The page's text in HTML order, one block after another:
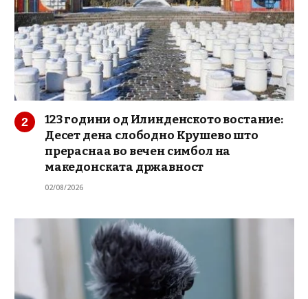
123 години од Илинденското востание:
Десет дена слободно Крушево што
прераснаа во вечен симбол на
македонската државност
02/08/2026